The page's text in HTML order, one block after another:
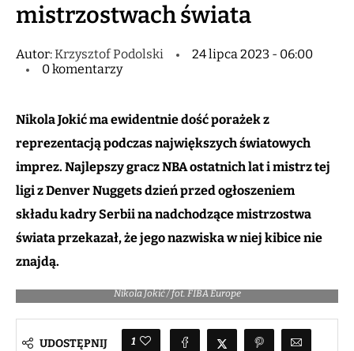
mistrzostwach świata
Autor:Krzysztof Podolski
24 lipca 2023 - 06:00
0 komentarzy
Nikola Jokić ma ewidentnie dość porażek z
reprezentacją podczas największych światowych
imprez. Najlepszy gracz NBA ostatnich lat i mistrz tej
ligi z Denver Nuggets dzień przed ogłoszeniem
składu kadry Serbii na nadchodzące mistrzostwa
świata przekazał, że jego nazwiska w niej kibice nie
znajdą.
Nikola Jokić / fot. FIBA Europe
UDOSTĘPNIJ 1